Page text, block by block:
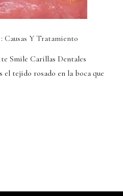
Causas Y Tratamiento
Smile Carillas Dentales
el tejido rosado en la boca que